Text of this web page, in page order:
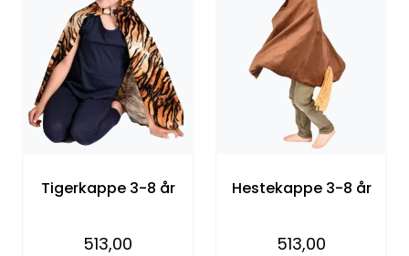
Tigerkappe 3-8 år
513,00
Hestekappe 3-8 år
513,00